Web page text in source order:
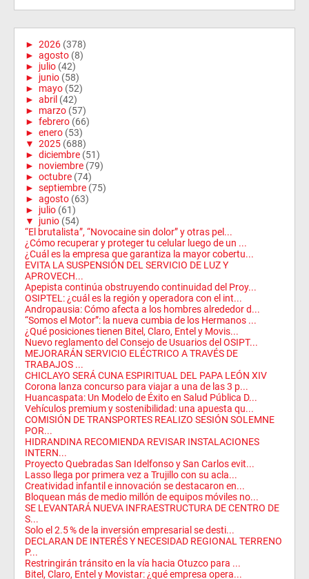
► 2026 (378)
► agosto (8)
► julio (42)
► junio (58)
► mayo (52)
► abril (42)
► marzo (57)
► febrero (66)
► enero (53)
▼ 2025 (688)
► diciembre (51)
► noviembre (79)
► octubre (74)
► septiembre (75)
► agosto (63)
► julio (61)
▼
junio (54)
“El brutalista”, “Novocaine sin dolor” y otras pel...
¿Cómo recuperar y proteger tu celular luego de un ...
¿Cuál es la empresa que garantiza la mayor cobertu...
EVITA LA SUSPENSIÓN DEL SERVICIO DE LUZ Y
APROVECH...
Apepista continúa obstruyendo continuidad del Proy...
OSIPTEL: ¿cuál es la región y operadora con el int...
Andropausia: Cómo afecta a los hombres alrededor d...
“Somos el Motor”: la nueva cumbia de los Hermanos ...
¿Qué posiciones tienen Bitel, Claro, Entel y Movis...
Nuevo reglamento del Consejo de Usuarios del OSIPT...
MEJORARÁN SERVICIO ELÉCTRICO A TRAVÉS DE
TRABAJOS ...
CHICLAYO SERÁ CUNA ESPIRITUAL DEL PAPA LEÓN XIV
Corona lanza concurso para viajar a una de las 3 p...
Huancaspata: Un Modelo de Éxito en Salud Pública D...
Vehículos premium y sostenibilidad: una apuesta qu...
COMISIÓN DE TRANSPORTES REALIZO SESIÓN SOLEMNE
POR...
HIDRANDINA RECOMIENDA REVISAR INSTALACIONES
INTERN...
Proyecto Quebradas San Idelfonso y San Carlos evit...
Lasso llega por primera vez a Trujillo con su acla...
Creatividad infantil e innovación se destacaron en...
Bloquean más de medio millón de equipos móviles no...
SE LEVANTARÁ NUEVA INFRAESTRUCTURA DE CENTRO DE
S...
Solo el 2.5 % de la inversión empresarial se desti...
DECLARAN DE INTERÉS Y NECESIDAD REGIONAL TERRENO
P...
Restringirán tránsito en la vía hacia Otuzco para ...
Bitel, Claro, Entel y Movistar: ¿qué empresa opera...